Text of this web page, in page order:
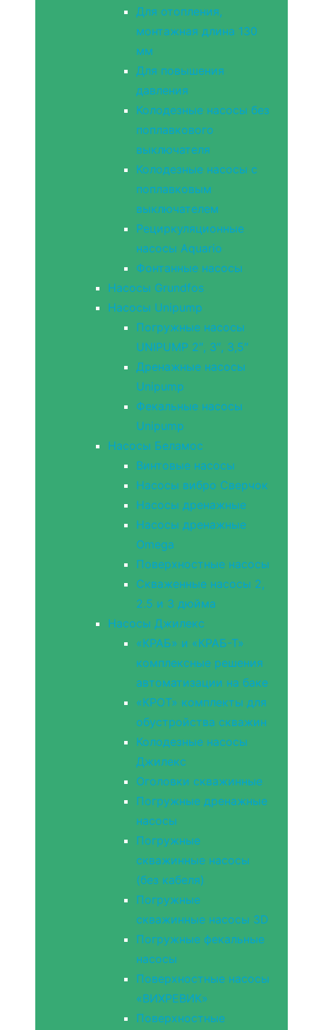
Для отопления,
монтажная длина 130
мм
Для повышения
давления
Колодезные насосы без
поплавкового
выключателя
Колодезные насосы с
поплавковым
выключателем
Рециркуляционные
насосы Aquario
Фонтанные насосы
Насосы Grundfos
Насосы Unipump
Погружные насосы
UNIPUMP 2″, 3″, 3,5″
Дренажные насосы
Unipump
Фекальные насосы
Unipump
Насосы Беламос
Винтовые насосы
Насосы вибро Сверчок
Насосы дренажные
Насосы дренажные
Omega
Поверхностные насосы
Скваженные насосы 2,
2.5 и 3 дюйма
Насосы Джилекс
«КРАБ» и «КРАБ-Т»
комплексные решения
автоматизации на баке
«КРОТ» комплекты для
обустройства скважин
Колодезные насосы
Джилекс
Оголовки скважинные
Погружные дренажные
насосы
Погружные
скважинные насосы
(без кабеля)
Погружные
скважинные насосы 3D
Погружные фекальные
насосы
Поверхностные насосы
«ВИХРЕВИК»
Поверхностные